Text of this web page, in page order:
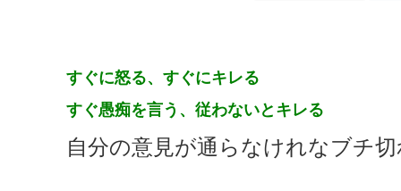
すぐに怒る、すぐにキレる
すぐ愚痴を言う、従わないとキレる
自分の意見が通らなけれなブチ切